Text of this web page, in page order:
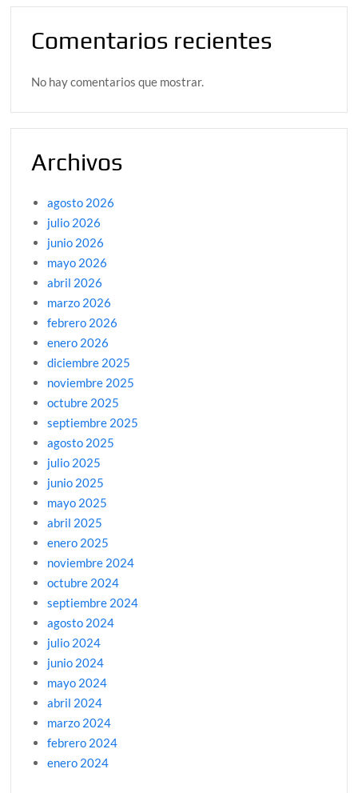
Comentarios recientes
No hay comentarios que mostrar.
Archivos
agosto 2026
julio 2026
junio 2026
mayo 2026
abril 2026
marzo 2026
febrero 2026
enero 2026
diciembre 2025
noviembre 2025
octubre 2025
septiembre 2025
agosto 2025
julio 2025
junio 2025
mayo 2025
abril 2025
enero 2025
noviembre 2024
octubre 2024
septiembre 2024
agosto 2024
julio 2024
junio 2024
mayo 2024
abril 2024
marzo 2024
febrero 2024
enero 2024